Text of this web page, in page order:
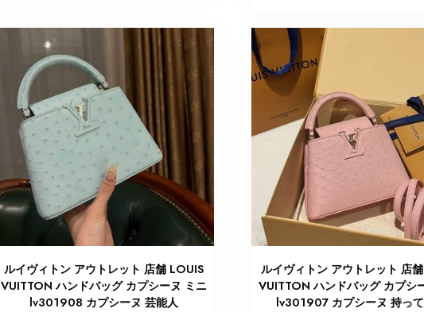
ルイヴィトン アウトレット 店舗 LOUIS
VUITTON ハンドバッグ カプシーヌ ミニ
lv301908 カプシーヌ 芸能人
ルイヴィトン アウトレット 店
VUITTON ハンドバッグ カプシ
lv301907 カプシーヌ 持っ